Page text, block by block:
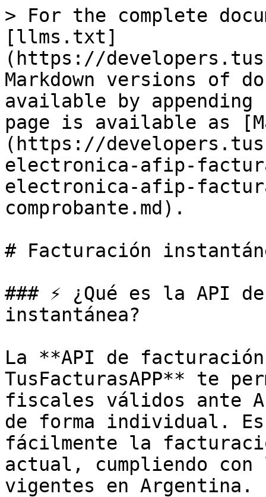
> For the complete
[llms.txt]
(https://
Markdown versions of
available by
page is available as
(https://
electronica-afip-
electronica-afip-
comprobante.md).
# Facturación
### ⚡ ¿Qué es la API
instantánea?
La **API de
TusFacturasAPP** te
fiscales válidos ante
de forma individual.
fácilmente la
actual, cumpliendo
vigentes en Argentina.